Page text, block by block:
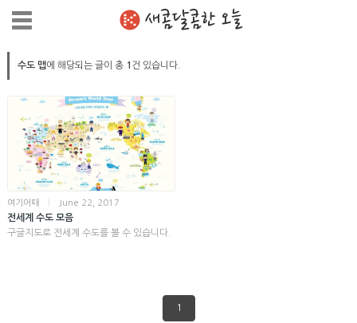
새콤달콤한 오늘
수도 맵에 해당되는 글이 총 1 건 있습니다.
여기어때 June 22, 2017
전세계 수도 모음
구글지도로 전세계 수도를 볼 수 있습니다.
1